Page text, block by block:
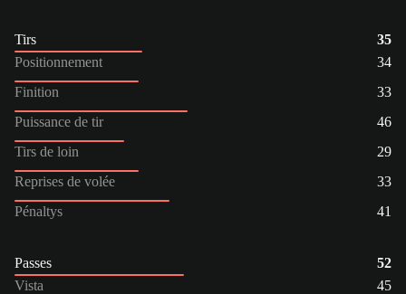
Tirs
35
Positionnement
34
Finition
33
Puissance de tir
46
Tirs de loin
29
Reprises de volée
33
Pénaltys
41
Passes
52
Vista
45